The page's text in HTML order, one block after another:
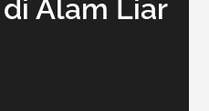
Alam Liar